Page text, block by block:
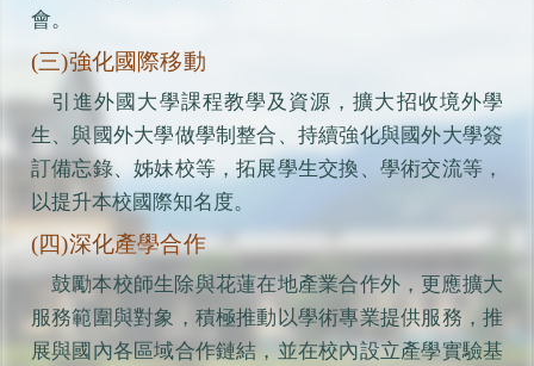
會。
(三)強化國際移動
引進外國大學課程教學及資源，擴大招收境外學
生、與國外大學做學制整合、持續強化與國外大學簽
訂備忘錄、姊妹校等，拓展學生交換、學術交流等，
以提升本校國際知名度。
(四)深化產學合作
鼓勵本校師生除與花蓮在地產業合作外，更應擴大
服務範圍與對象，積極推動以學術專業提供服務，推
展與國內各區域合作鏈結，並在校內設立產學實驗基